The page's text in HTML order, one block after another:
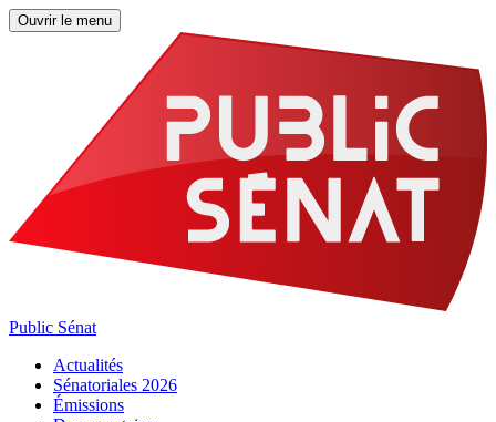
Ouvrir le menu
Public Sénat
Actualités
Sénatoriales 2026
Émissions